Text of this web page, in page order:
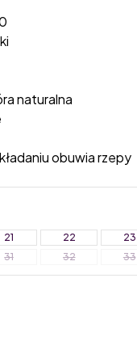
naturalna
obuwia rzepy
21 22 23
31 32 33